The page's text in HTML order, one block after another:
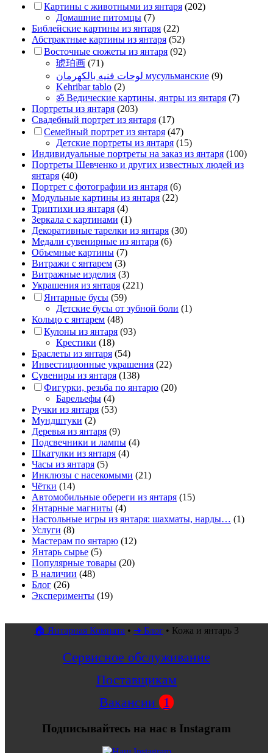
Картины с животными из янтаря (202)
Домашние питомцы (7)
Библейские картины из янтаря (22)
Абстрактные картины из янтаря (52)
Восточные сюжеты из янтаря (92)
琥珀画 (71)
لوحات فنيه بالكهرمان мусульманские (9)
Kehribar tablo (2)
ॐ Ведические картины, янтры из янтаря (7)
Портреты из янтаря (203)
Свадебный портрет из янтаря (17)
Семейный портрет из янтаря (47)
Детские портреты из янтаря (15)
Индивидуальные портреты на заказ из янтаря (100)
Портреты Шевченко и других известных людей из
янтаря (40)
Портрет c фотографии из янтаря (6)
Модульные картины из янтаря (22)
Триптихи из янтаря (4)
Зеркала с картинами (1)
Декоративные тарелки из янтаря (30)
Медали сувенирные из янтаря (6)
Объемные картины (7)
Витражи с янтарем (3)
Витражные изделия (3)
Украшения из янтаря (221)
Янтарные бусы (59)
Детские бусы от зубной боли (1)
Кольцо с янтарем (48)
Кулоны из янтаря (93)
Крестики (18)
Браслеты из янтаря (54)
Инвестиционные украшения (22)
Сувениры из янтаря (138)
Фигурки, резьба по янтарю (20)
Барельефы (4)
Ручки из янтаря (53)
Мундштуки (2)
Деревья из янтаря (9)
Подсвечники и лампы (4)
Шкатулки из янтаря (4)
Часы из янтаря (5)
Инклюзы с насекомыми (21)
Чётки (14)
Автомобильные обереги из янтаря (15)
Янтарные магниты (4)
Настольные игры из янтаря: шахматы, нарды… (1)
Услуги (8)
Мастерам по янтарю (12)
Янтарь сырье (5)
Популярные товары (20)
В наличии (48)
Блог (26)
Эксперименты (19)
🏠 Янтарная Комната • ➜ Блог • Кожа и янтарь 3
Сервисное обслуживание
Поставщикам
Вакансии 1
Подписывайтесь на нас в Instagram